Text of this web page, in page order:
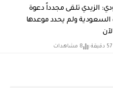
الزيدي تلقى مجدداً دعوة
السعودية ولم يحدد موعدها
8 مشاهدات